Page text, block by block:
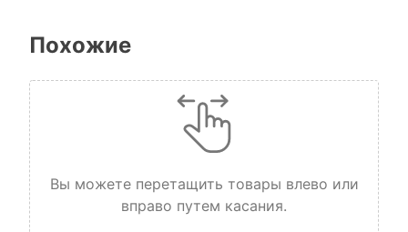
Похожие
Вы можете перетащить товары влево или
вправо путем касания.